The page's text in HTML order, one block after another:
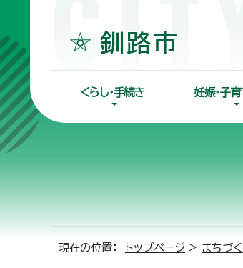
くらし・手続き 妊娠・子育
現在の位置： トップページ > まちづく